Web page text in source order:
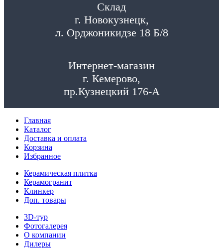
Склад
г. Новокузнецк,
л. Орджоникидзе 18 Б/8
Интернет-магазин
г. Кемерово,
пр.Кузнецкий 176-А
Главная
Каталог
Доставка и оплата
Корзина
Избранное
Керамическая плитка
Керамогранит
Клинкер
Доп. товары
3D-тур
Фотогалерея
О компании
Дилеры